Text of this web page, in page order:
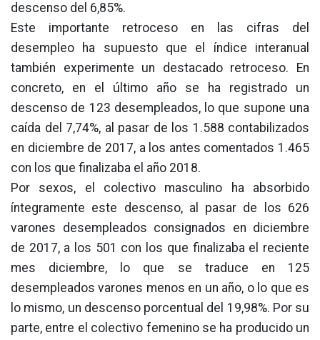
descenso del 6,85%.
Este importante retroceso en las cifras del
desempleo ha supuesto que el índice interanual
también experimente un destacado retroceso. En
concreto, en el último año se ha registrado un
descenso de 123 desempleados, lo que supone una
caída del 7,74%, al pasar de los 1.588 contabilizados
en diciembre de 2017, a los antes comentados 1.465
con los que finalizaba el año 2018.
Por sexos, el colectivo masculino ha absorbido
íntegramente este descenso, al pasar de los 626
varones desempleados consignados en diciembre
de 2017, a los 501 con los que finalizaba el reciente
mes diciembre, lo que se traduce en 125
desempleados varones menos en un año, o lo que es
lo mismo, un descenso porcentual del 19,98%. Por su
parte, entre el colectivo femenino se ha producido un